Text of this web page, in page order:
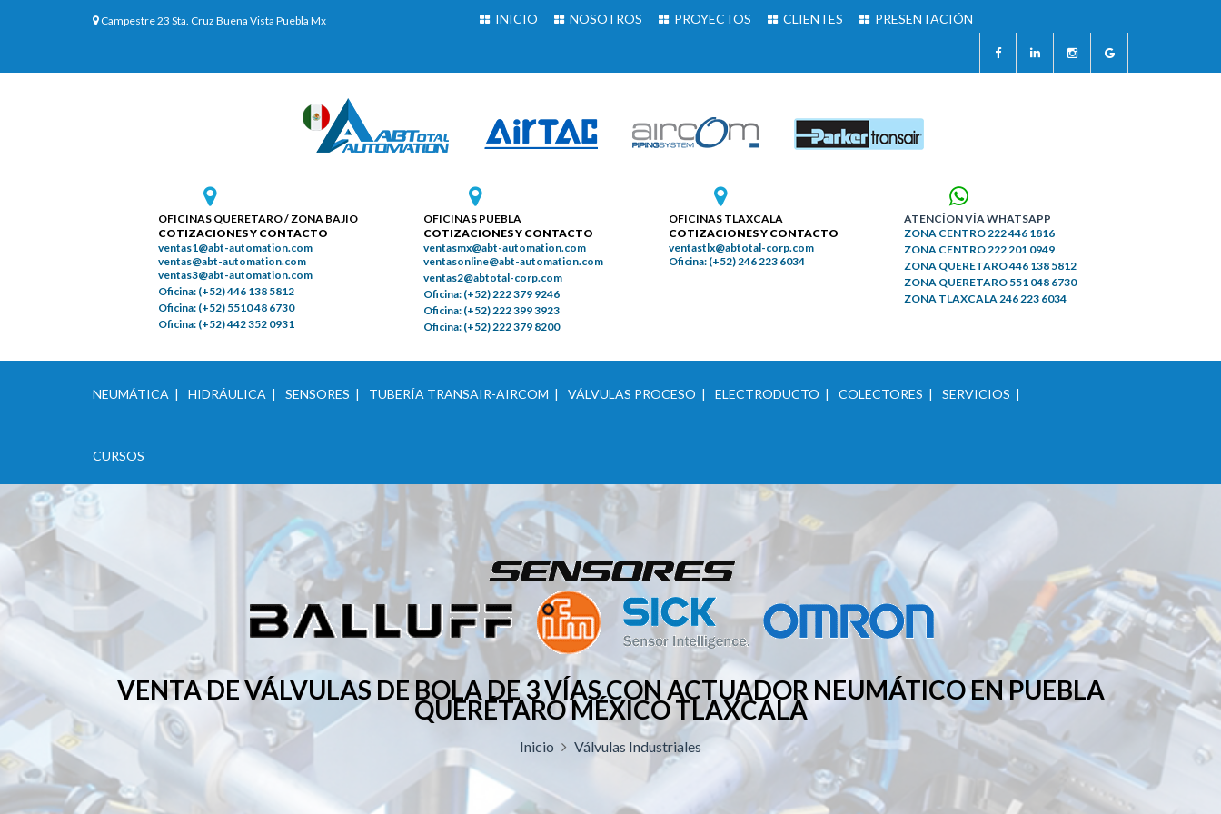
Campestre 23 Sta. Cruz Buena Vista Puebla Mx INICIO NOSOTROS PROYECTOS CLIENTES PRESENTACIÓN
OFICINAS QUERETARO / ZONA BAJIO
COTIZACIONES Y CONTACTO
ventas1@abt-automation.com
ventas@abt-automation.com
ventas3@abt-automation.com
Oficina: (+52) 446 138 5812
Oficina: (+52) 5510 48 6730
Oficina: (+52) 442 352 0931
OFICINAS PUEBLA
COTIZACIONES Y CONTACTO
ventasmx@abt-automation.com
ventasonline@abt-automation.com
ventas2@abtotal-corp.com
Oficina: (+52) 222 379 9246
Oficina: (+52) 222 399 3923
Oficina: (+52) 222 379 8200
OFICINAS TLAXCALA
COTIZACIONES Y CONTACTO
ventastlx@abtotal-corp.com
Oficina: (+52) 246 223 6034
ATENCÍON VÍA WHATSAPP
ZONA CENTRO222 446 1816
ZONA CENTRO222 201 0949
ZONA QUERETARO446 138 5812
ZONA QUERETARO 551 048 6730
ZONA TLAXCALA246 223 6034
NEUMÁTICA | HIDRÁULICA | SENSORES | TUBERÍA TRANSAIR-AIRCOM | VÁLVULAS PROCESO | ELECTRODUCTO | COLECTORES | SERVICIOS |
CURSOS
VENTA DE VÁLVULAS DE BOLA DE 3 VÍAS CON ACTUADOR NEUMÁTICO EN PUEBLA
QUERÉTARO MÉXICO TLAXCALA
Inicio Válvulas Industriales